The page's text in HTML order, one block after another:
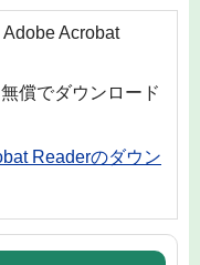
Acrobat
償でダウンロード
Readerのダウン